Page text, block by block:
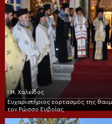
Ι.Μ. Χαλκίδος
Ευχαριστήριος εορτασμός της
τον Ρώσσο Ευβοίας